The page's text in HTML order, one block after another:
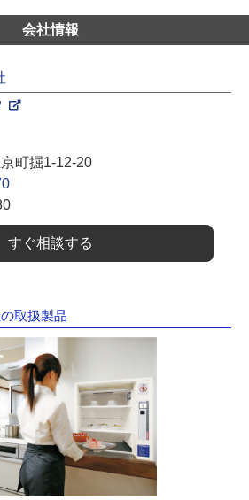
会社情報
町掘1-12-20
すぐ相談する
取扱製品